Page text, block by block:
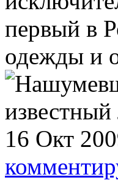
первый в
одежды и
16 Окт